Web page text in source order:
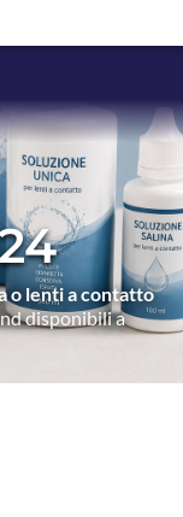
o lenti a contatto
disponibili a